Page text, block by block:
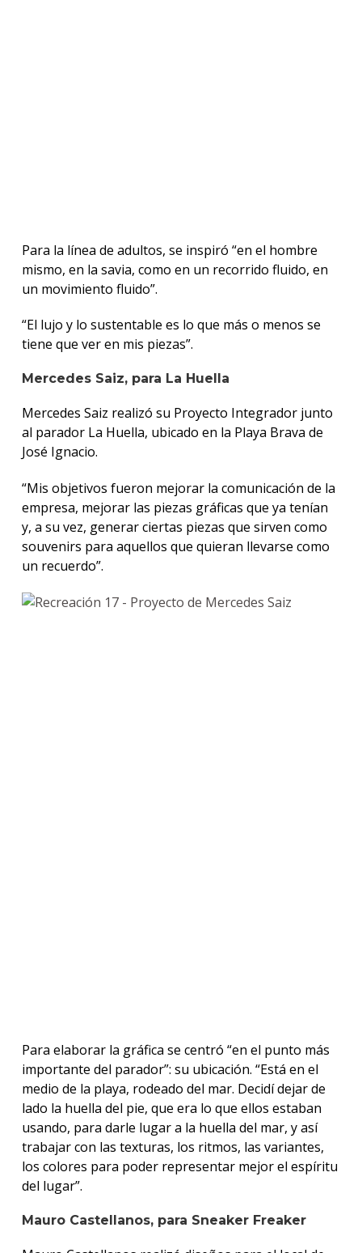
Para la línea de adultos, se inspiró “en el hombre
mismo, en la savia, como en un recorrido fluido, en
un movimiento fluido”.
“El lujo y lo sustentable es lo que más o menos se
tiene que ver en mis piezas”.
Mercedes Saiz, para La Huella
Mercedes Saiz realizó su Proyecto Integrador junto
al parador La Huella, ubicado en la Playa Brava de
José Ignacio.
“Mis objetivos fueron mejorar la comunicación de la
empresa, mejorar las piezas gráficas que ya tenían
y, a su vez, generar ciertas piezas que sirven como
souvenirs para aquellos que quieran llevarse como
un recuerdo”.
Para elaborar la gráfica se centró “en el punto más
importante del parador”: su ubicación. “Está en el
medio de la playa, rodeado del mar. Decidí dejar de
lado la huella del pie, que era lo que ellos estaban
usando, para darle lugar a la huella del mar, y así
trabajar con las texturas, los ritmos, las variantes,
los colores para poder representar mejor el espíritu
del lugar”.
Mauro Castellanos, para Sneaker Freaker